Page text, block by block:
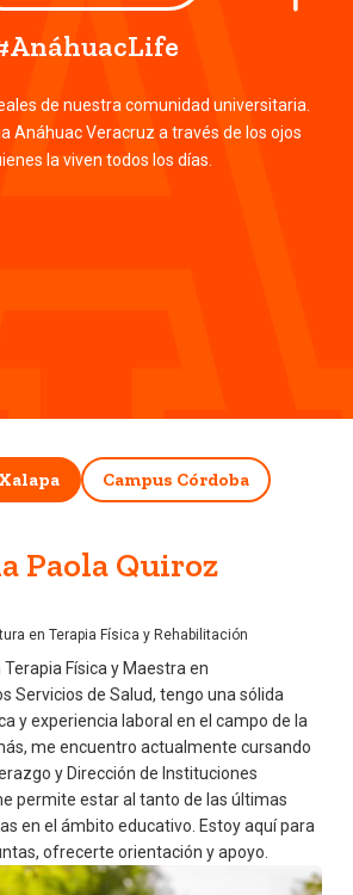
de nuestra comunidad universitaria.
Anáhuac Veracruz a través de los ojos
la viven todos los días.
Campus Córdoba
Paola Quiroz
en Terapia Física y Rehabilitación
Física y Maestra en
Servicios de Salud, tengo una sólida
y experiencia laboral en el campo de la
me encuentro actualmente cursando
y Dirección de Instituciones
permite estar al tanto de las últimas
en el ámbito educativo. Estoy aquí para
ofrecerte orientación y apoyo.